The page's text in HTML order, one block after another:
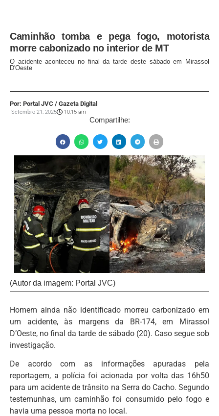
Caminhão tomba e pega fogo, motorista
morre cabonizado no interior de MT
O acidente aconteceu no final da tarde deste sábado em Mirassol
D'Oeste
Por: Portal JVC / Gazeta Digital
Setembro 21, 2025 10:15 am
Compartilhe:
(Autor da imagem: Portal JVC)
Homem ainda não identificado morreu carbonizado em
um acidente, às margens da BR-174, em Mirassol
D’Oeste, no final da tarde de sábado (20). Caso segue sob
investigação.
De acordo com as informações apuradas pela
reportagem, a polícia foi acionada por volta das 16h50
para um acidente de trânsito na Serra do Cacho. Segundo
testemunhas, um caminhão foi consumido pelo fogo e
havia uma pessoa morta no local.